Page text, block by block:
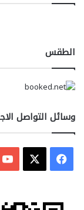
الطقس
وسائل التواصل
فيسبوك